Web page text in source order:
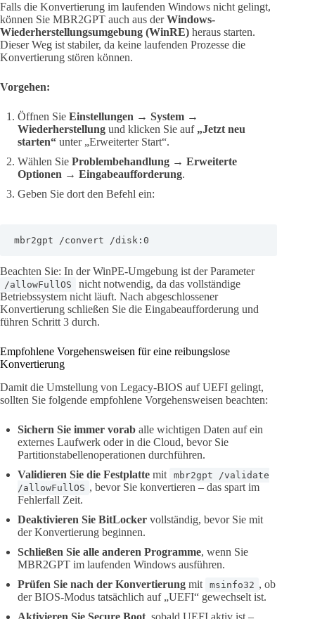
Falls die Konvertierung im laufenden Windows nicht gelingt,
können Sie MBR2GPT auch aus derWindows-
Wiederherstellungsumgebung (WinRE) heraus starten.
Dieser Weg ist stabiler, da keine laufenden Prozesse die
Konvertierung stören können.
Vorgehen:
Öffnen Sie Einstellungen → System →
Wiederherstellung und klicken Sie auf „Jetzt neu
starten“ unter „Erweiterter Start“.
Wählen Sie Problembehandlung → Erweiterte
Optionen → Eingabeaufforderung.
Geben Sie dort den Befehl ein:
mbr2gpt /convert /disk:0
Beachten Sie: In der WinPE-Umgebung ist der Parameter
/allowFullOS
nicht notwendig, da das vollständige
Betriebssystem nicht läuft. Nach abgeschlossener
Konvertierung schließen Sie die Eingabeaufforderung und
führen Schritt 3 durch.
Empfohlene Vorgehensweisen für eine reibungslose
Konvertierung
Damit die Umstellung von Legacy-BIOS auf UEFI gelingt,
sollten Sie folgende empfohlene Vorgehensweisen beachten:
Sichern Sie immer vorab alle wichtigen Daten auf ein
externes Laufwerk oder in die Cloud, bevor Sie
Partitionstabellenoperationen durchführen.
Validieren Sie die Festplatte mit
mbr2gpt /validate
/allowFullOS , bevor Sie konvertieren – das spart im
Fehlerfall Zeit.
Deaktivieren Sie BitLocker vollständig, bevor Sie mit
der Konvertierung beginnen.
Schließen Sie alle anderen Programme, wenn Sie
MBR2GPT im laufenden Windows ausführen.
Prüfen Sie nach der Konvertierung mit msinfo32 , ob
der BIOS-Modus tatsächlich auf „UEFI“ gewechselt ist.
Aktivieren Sie Secure Boot, sobald UEFI aktiv ist –